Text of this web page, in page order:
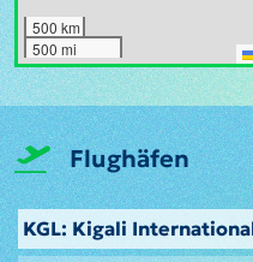
500 km
500 mi
Flughäfen
KGL: Kigali